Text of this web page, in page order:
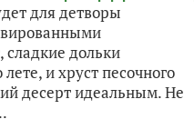
для детворы
дольки
и хруст песочного
десерт идеальным. Не